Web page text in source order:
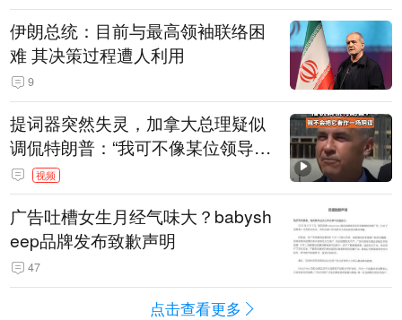
伊朗总统：目前与最高领袖联络困
难 其决策过程遭人利用
9
提词器突然失灵，加拿大总理疑似
调侃特朗普：“我可不像某位领导
人，把这当成一场阴谋”，全场哄笑
视频
广告吐槽女生月经气味大？babysh
eep品牌发布致歉声明
47
点击查看更多